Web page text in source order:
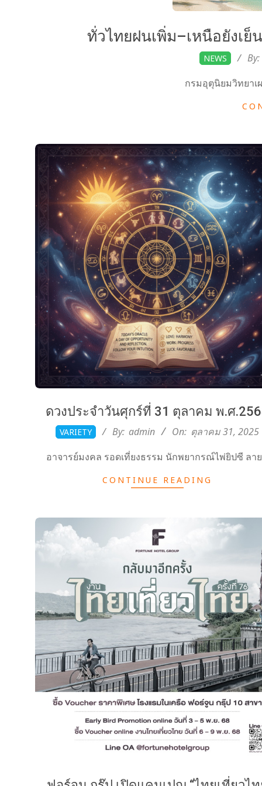
c
ทั่วไทยฝนเพิ่ม–เหนือยังเ
NEWS By:
กรมอุตุนิยมวิทยา
ดวงประจำวันศุกร์ที่ 31 ตุลาคม พ.ศ
2025-VARIETY By: admin On: ตุลาคม 31, 2025
อาจารย์มงคล รอดเที่ยงธรรม นักพยากรณ์ไพ่ยิปซี ลา
CONTINUE READING